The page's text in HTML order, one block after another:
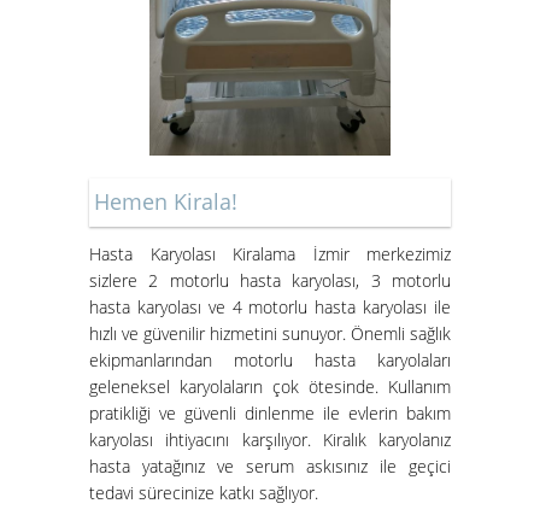
Kiralık Hasta Karyolası Bostanlı
Kiralık Hasta Karyolası
Hasta Karyolası Muğla
Hasta Karyolası Kiralama
Hizmeti
Hemen Kirala!
Hasta Karyolası Kiralama İzmir merkezimiz
sizlere 2 motorlu hasta karyolası, 3 motorlu
hasta karyolası ve 4 motorlu hasta karyolası ile
hızlı ve güvenilir hizmetini sunuyor. Önemli sağlık
ekipmanlarından motorlu hasta karyolaları
geleneksel karyolaların çok ötesinde. Kullanım
pratikliği ve güvenli dinlenme ile evlerin bakım
karyolası ihtiyacını karşılıyor. Kiralık karyolanız
hasta yatağınız ve serum askısınız ile geçici
tedavi sürecinize katkı sağlıyor.